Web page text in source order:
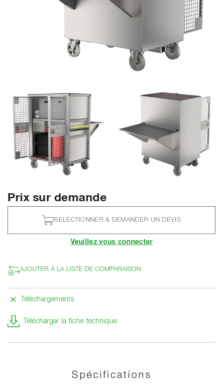
Prix sur demande
SÉLECTIONNER & DEMANDER UN DEVIS
Veuillez vous connecter
AJOUTER À LA LISTE DE COMPARAISON
Téléchargements
Télécharger la fiche technique
Spécifications